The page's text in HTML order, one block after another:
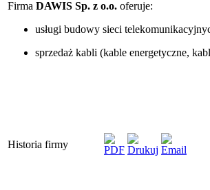
Firma DAWIS Sp. z o.o. oferuje:
usługi budowy sieci
sprzedaż kabli (kable energetyczne,
Historia firmy